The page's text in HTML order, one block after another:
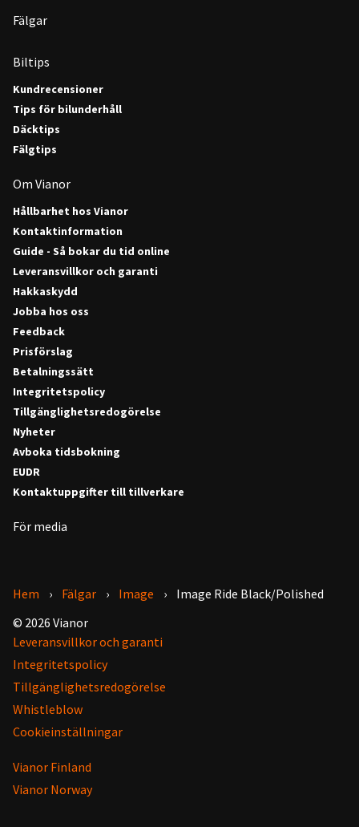
Fälgar
Biltips
Kundrecensioner
Tips för bilunderhåll
Däcktips
Fälgtips
Om Vianor
Hållbarhet hos Vianor
Kontaktinformation
Guide - Så bokar du tid online
Leveransvillkor och garanti
Hakkaskydd
Jobba hos oss
Feedback
Prisförslag
Betalningssätt
Integritetspolicy
Tillgänglighetsredogörelse
Nyheter
Avboka tidsbokning
EUDR
Kontaktuppgifter till tillverkare
För media
Hem Fälgar Image
Image Ride Black/Polished
© 2026 Vianor
Leveransvillkor och garanti
Integritetspolicy
Tillgänglighetsredogörelse
Whistleblow
Cookieinställningar
Vianor Finland
Vianor Norway